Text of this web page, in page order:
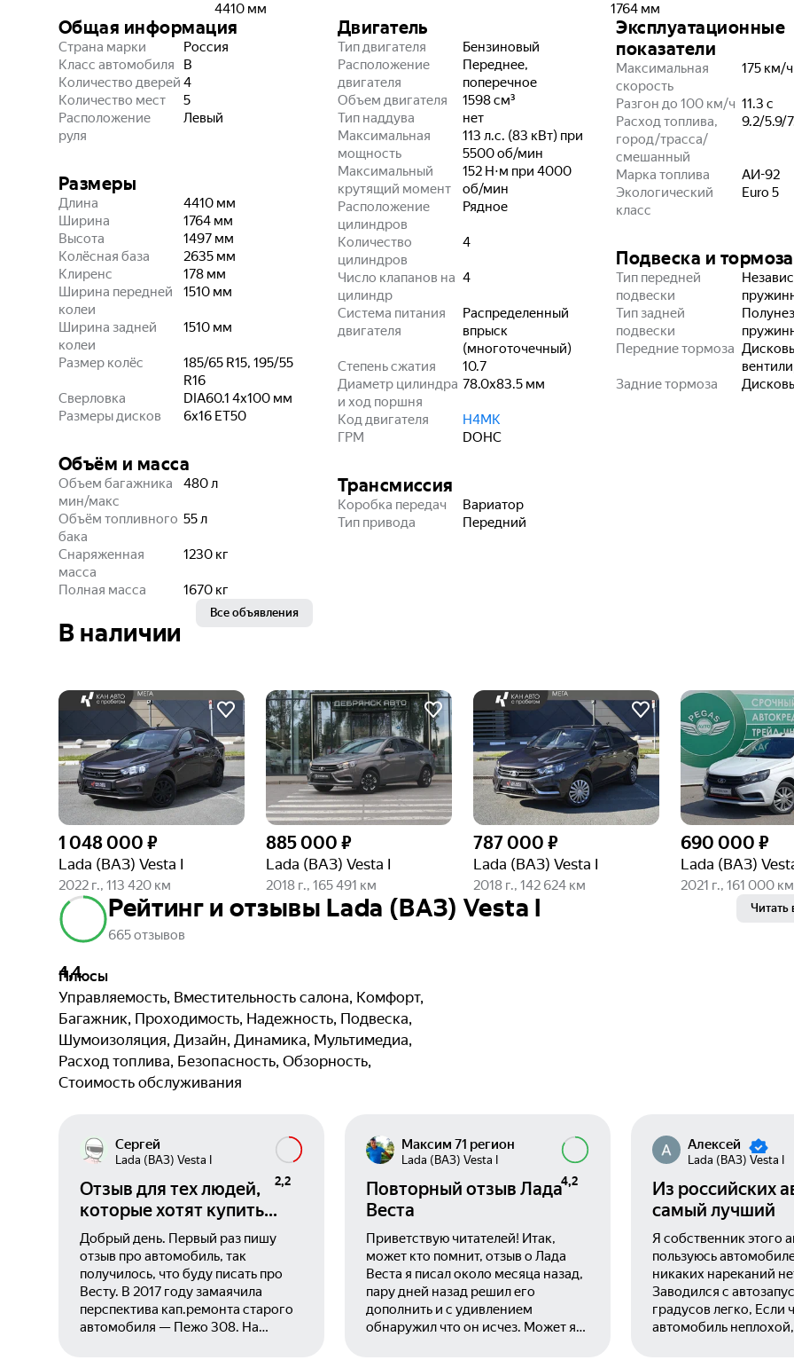
4410 мм
1764 мм
Общая информация
Страна марки
Россия
Класс автомобиля
B
Количество дверей 4
Количество мест
5
Расположение
руля
Левый
Размеры
Длина 4410 мм
Ширина
1764 мм
Высота
1497 мм
Колёсная база
2635 мм
Клиренс
178 мм
Ширина передней
колеи
1510 мм
Ширина задней
колеи
1510 мм
Размер колёс
185/65 R15, 195/55
R16
Сверловка
DIA60.1 4x100 мм
Размеры дисков
6x16 ET50
Объём и масса
Объем багажника
мин/макс
480л
Объём топливного
бака
55л
Снаряженная
масса
1230 кг
Полная масса 1670 кг
Двигатель
Тип двигателя
Бензиновый
Расположение
двигателя
Переднее,
поперечное
Объем двигателя
1598см³
Тип наддува
нет
Максимальная
мощность
113 л.с. (83 кВт) при
5500 об/мин
Максимальный
крутящий момент
152 Н⋅м при 4000
об/мин
Расположение
цилиндров
Рядное
Количество
цилиндров
4
Число клапанов на
цилиндр
4
Система питания
двигателя
Распределенный
впрыск
(многоточечный)
Степень сжатия
10.7
Диаметр цилиндра
и ход поршня
78.0x83.5 мм
Код двигателя
H4MK
ГРМ
DOHC
Трансмиссия
Коробка передач
Вариатор
Тип привода
Передний
Эксплуатационные
показатели
Максимальная
скорость
175 км/ч
Разгон до 100 км/ч 11.3 с
Расход топлива,
город/трасса/
смешанный
9.2/5.9/
Марка топлива
АИ-92
Экологический
класс
Euro 5
Подвеска и тормоза
Тип передней
подвески
Тип задней
подвески
Передние тормоза
Задние тормоза
В наличии
Все объявления
1 048 000 ₽
Lada (ВАЗ) Vesta I
2022 г., 113 420 км
885 000 ₽
Lada (ВАЗ) Vesta I
2018 г., 165 491 км
787 000 ₽
Lada (ВАЗ) Vesta I
2018 г., 142 624 км
690 000 ₽
Lada (ВАЗ)
2021 г., 161 000 км
4,4
Рейтинг и отзывы Lada (ВАЗ) Vesta I
665 отзывов
Читать
Плюсы
Управляемость, Вместительность салона, Комфорт,
Багажник, Проходимость, Надежность, Подвеска,
Шумоизоляция, Дизайн, Динамика, Мультимедиа,
Расход топлива, Безопасность, Обзорность,
Стоимость обслуживания
Сергей
Lada (ВАЗ) Vesta I
2,2
Отзыв для тех людей,
которые хотят купить
данный автомобиль.
Добрый день. Первый раз пишу
отзыв про автомобиль, так
получилось, что буду писать про
Весту. В 2017 году замаячила
перспектива кап.ремонта старого
автомобиля — Пежо 308. На
Максим 71 регион
Lada (ВАЗ) Vesta I
4,2
Повторный отзыв Лада
Веста
Приветствую читателей! Итак,
может кто помнит, отзыв о Лада
Веста я писал около месяца назад,
пару дней назад решил его
дополнить и с удивлением
обнаружил что он исчез. Может я
Алексей
Lada (ВАЗ) Vesta I
Из российских
самый лучший
Я собственник этого
пользуюсь
никаких нареканий
Заводился с
градусов легко, Если
автомобиль